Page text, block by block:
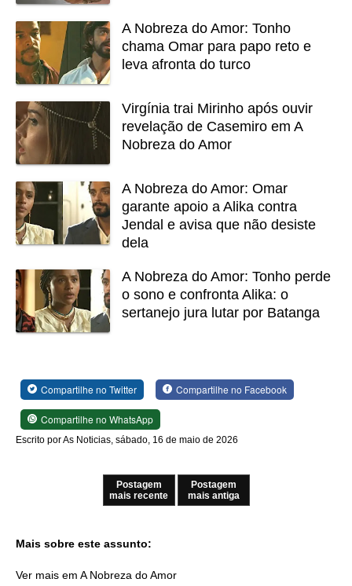
A Nobreza do Amor: Tonho
chama Omar para papo reto e
leva afronta do turco
Virgínia trai Mirinho após ouvir
revelação de Casemiro em A
Nobreza do Amor
A Nobreza do Amor: Omar
garante apoio a Alika contra
Jendal e avisa que não desiste
dela
A Nobreza do Amor: Tonho perde
o sono e confronta Alika: o
sertanejo jura lutar por Batanga
Compartilhe no Twitter Compartilhe no Facebook
Compartilhe no WhatsApp
Escrito por As Noticias, sábado, 16 de maio de 2026
Postagem
mais recente
Postagem
mais antiga
Mais sobre este assunto:
Ver mais em A Nobreza do Amor